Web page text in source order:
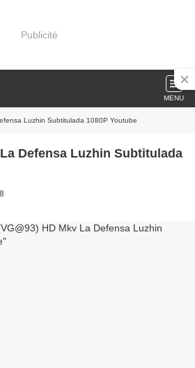
Publicité
MENU
Luzhin Subtitulada 1080P Youtube
Defensa Luzhin Subtitulada